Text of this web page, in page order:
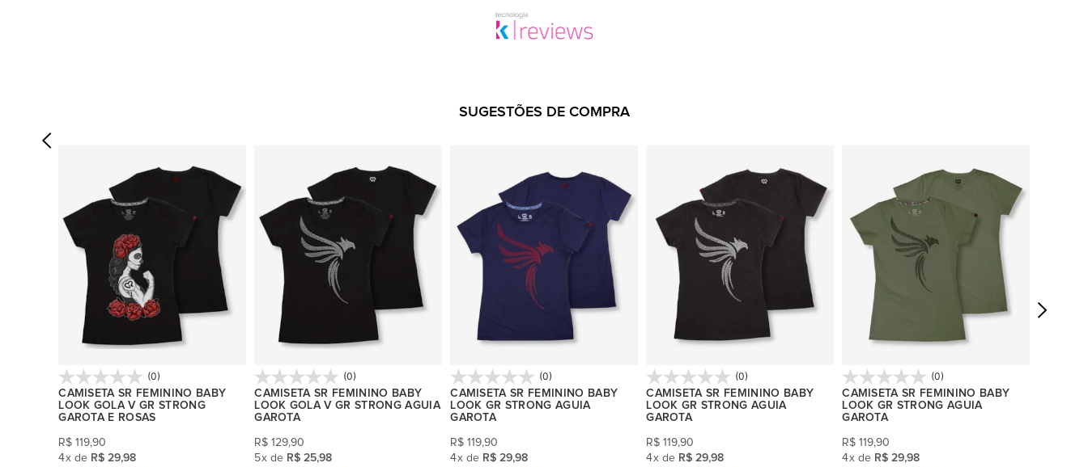
SUGESTÕES DE COMPRA
(0)
CAMISETA SR FEMININO BABY
LOOK GOLA V GR STRONG
GAROTA E ROSAS
R$ 119,90
4x de R$ 29,98
(0)
CAMISETA SR FEMININO BABY
LOOK GOLA V GR STRONG AGUIA
GAROTA
R$ 129,90
5x de R$ 25,98
(0)
CAMISETA SR FEMININO BABY
LOOK GR STRONG AGUIA
GAROTA
R$ 119,90
4x de R$ 29,98
(0)
CAMISETA SR FEMININO BABY
LOOK GR STRONG AGUIA
GAROTA
R$ 119,90
4x de R$ 29,98
(0)
CAMISETA SR FEMININO BABY
LOOK GR STRONG AGUIA
GAROTA
R$ 119,90
4x de R$ 29,98